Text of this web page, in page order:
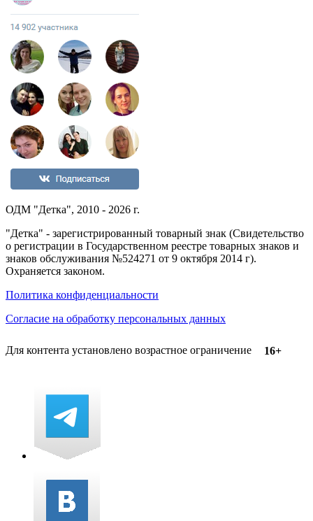
ОДМ "Детка", 2010 - 2026 г.
"Детка" - зарегистрированный товарный знак (Свидетельство
о регистрации в Государственном реестре товарных знаков и
знаков обслуживания №524271 от 9 октября 2014 г).
Охраняется законом.
Политика конфиденциальности
Согласие на обработку персональных данных
Для контента установлено возрастное ограничение 16+